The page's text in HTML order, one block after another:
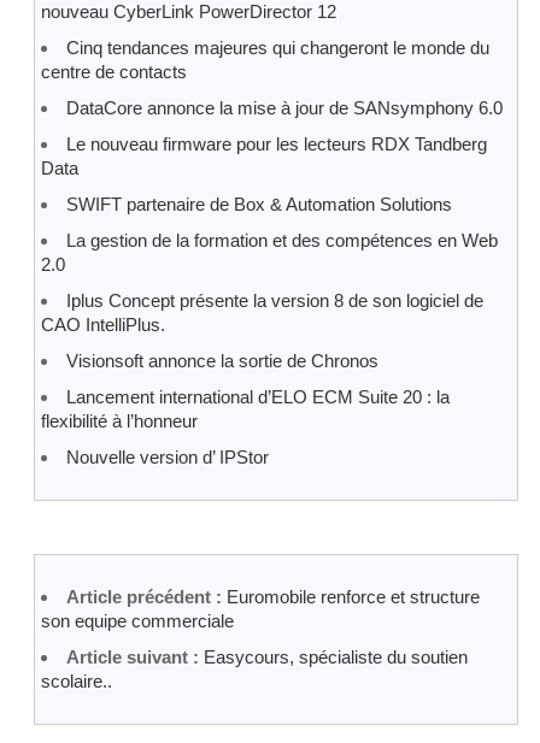
nouveau CyberLink PowerDirector 12
Cinq tendances majeures qui changeront le monde du
centre de contacts
DataCore annonce la mise à jour de SANsymphony 6.0
Le nouveau firmware pour les lecteurs RDX Tandberg
Data
SWIFT partenaire de Box & Automation Solutions
La gestion de la formation et des compétences en Web
2.0
Iplus Concept présente la version 8 de son logiciel de
CAO IntelliPlus.
Visionsoft annonce la sortie de Chronos
Lancement international d’ELO ECM Suite 20 : la
flexibilité à l’honneur
Nouvelle version d’ IPStor
Article précédent : Euromobile renforce et structure
son equipe commerciale
Article suivant : Easycours, spécialiste du soutien
scolaire..